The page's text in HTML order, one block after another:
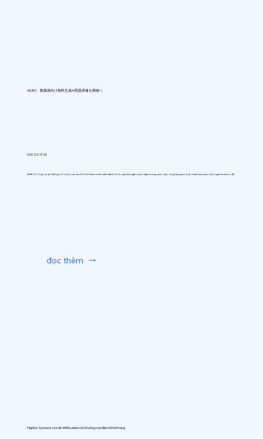
AIUEO、教職員向け無料生成AI実践研修を開催へ
0:00 22/7/26
AIUEO (Tokyo) sẽ đồng tổ chức các buổi hội thảo miễn phí dành cho cán bộ giáo dục tập trung vào việc ứng dụng trí tuệ nhân tạo tạo sinh (generative AI)
đọc thêm
Hightec Systems ra mắt AIfitte dành cho thương mại điện tử thời trang